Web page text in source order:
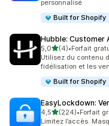
personnalisé
Built for Shopify
Hubble: Customer
5,0étoile(s) sur 5
(4)
4 avis au total
•Forfait
Utilisez du contenu
fidélisation et les
Built for Shopify
EasyLockdown:
4,5étoile(s) sur 5
(224)
224 avis au total
•Forfait
Limitez l’accès.